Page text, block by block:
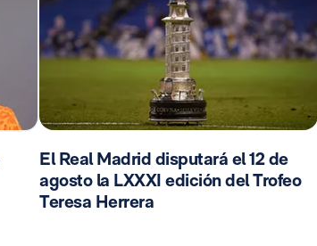
El Real Madrid disputará el 12 de
agosto la LXXXI edición del Trofeo
Teresa Herrera